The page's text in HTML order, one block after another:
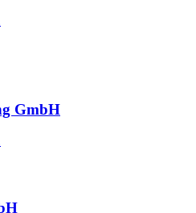
GmbH